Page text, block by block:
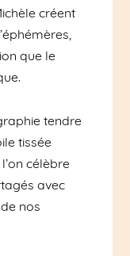
créent
que le
tendre
tissée
célèbre
avec
nos